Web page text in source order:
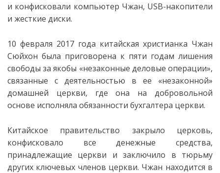
и конфисковали компьютер Чжан, USB-накопители
и жесткие диски.
10 февраля 2017 года китайская христианка Чжан
Сюйхон была приговорена к пяти годам лишения
свободы за якобы «незаконные деловые операции»,
связанные с деятельностью в ее «незаконной»
домашней церкви, где она на добровольной
основе исполняла обязанности бухгалтера церкви.
Китайское правительство закрыло церковь,
конфисковало все денежные средства,
принадлежащие церкви и заключило в тюрьму
других ключевых членов церкви. Чжан находится в